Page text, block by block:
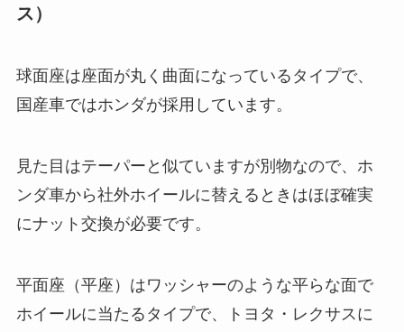
ス）
球面座は座面が丸く曲面になっているタイプで、
国産車ではホンダが採用しています。
見た目はテーパーと似ていますが別物なので、ホ
ンダ車から社外ホイールに替えるときはほぼ確実
にナット交換が必要です。
平面座（平座）はワッシャーのような平らな面で
ホイールに当たるタイプで、トヨタ・レクサスに